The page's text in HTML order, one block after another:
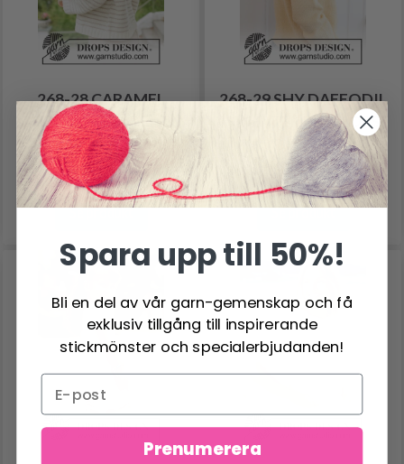
268-28 CARAMEL
STRIPES SWEATER BY
DROPS DESIGN
Pris från439.45 SEK
Se produkt
268-29 SHY DAFFODIL
SWEATER BY DROPS
DESIGN
Pris från 417.45 SEK
Se produkt
Spara upp till 50%!
Bli en del av vår garn-gemenskap och få
exklusiv tillgång till inspirerande
stickmönster och specialerbjudanden!
Prenumerera